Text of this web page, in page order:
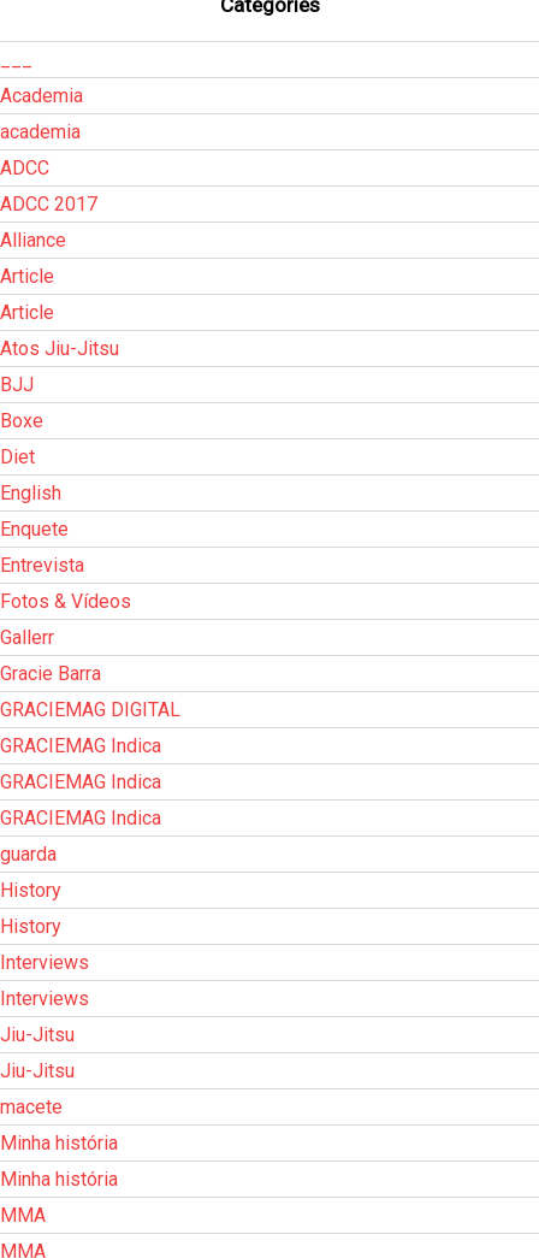
Academia
academia
ADCC
ADCC 2017
Alliance
Article
Article
Atos Jiu-Jitsu
BJJ
Boxe
Diet
English
Enquete
Entrevista
Fotos & Vídeos
Gallerr
Gracie Barra
GRACIEMAG DIGITAL
GRACIEMAG Indica
GRACIEMAG Indica
GRACIEMAG Indica
guarda
History
History
Interviews
Interviews
Jiu-Jitsu
Jiu-Jitsu
macete
Minha história
Minha história
MMA
MMA